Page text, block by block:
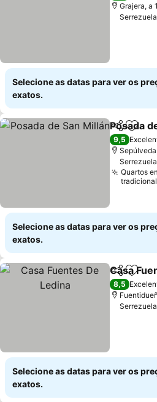
Grajera, a
Serrezuela
Selecione as datas para ver os
exatos.
Partilhar
Posada
9,5
Serrezuela
Quartos
tradicional
Selecione as datas para ver os
exatos.
Partilhar
Casa
8,5
Serrezuela
Selecione as datas para ver os
exatos.